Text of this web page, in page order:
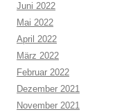
Juni 2022
Mai 2022
April 2022
März 2022
Februar 2022
Dezember 2021
November 2021